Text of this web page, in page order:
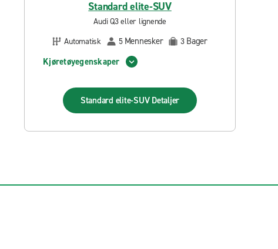
Standard elite-SUV
Audi Q3 eller lignende
Automatisk
5 Mennesker 3 Bager
Kjøretøyegenskaper
Standard elite-SUV Detaljer